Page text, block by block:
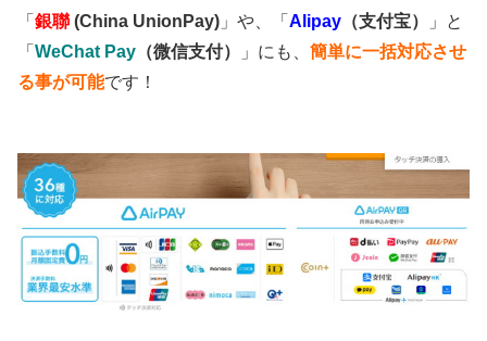
「 銀聯(China UnionPay) 」や、「 Alipay （支付宝）
」と
「 WeChat Pay （微信支付） 」にも、 簡単に一括対応させ
る事が可能です！